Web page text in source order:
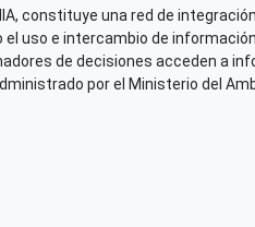
constituye una red de
uso e intercambio de
de decisiones acceden a
por el Ministerio del